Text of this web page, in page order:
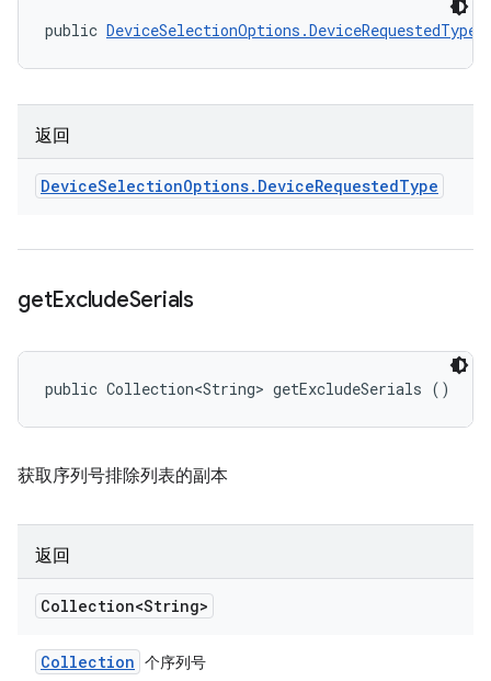
public DeviceSelectionOptions.DeviceRequestedType
返回
DeviceSelectionOptions. DeviceRequestedType
getExcludeSerials
public Collection<String> getExcludeSerials ()
获取序列号排除列表的副本
返回
Collection<String>
Collection 个序列号